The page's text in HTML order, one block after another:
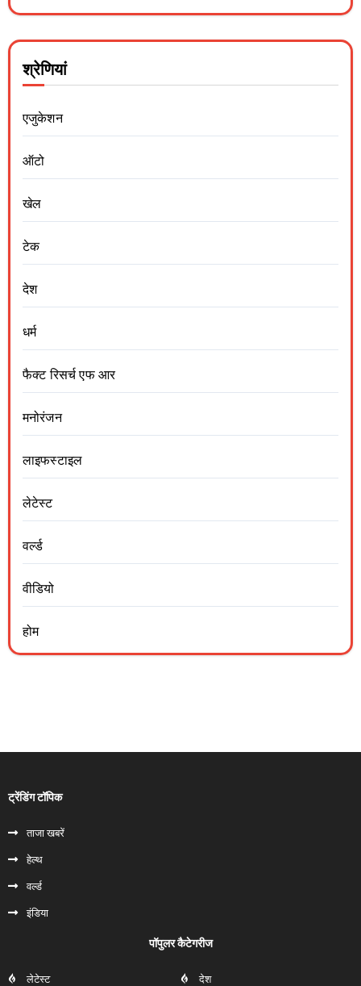
श्रेणियां
एजुकेशन
ऑटो
खेल
टेक
देश
धर्म
फैक्ट रिसर्च एफ आर
मनोरंजन
लाइफस्टाइल
लेटेस्ट
वर्ल्ड
वीडियो
होम
ट्रेंडिंग टॉपिक
ताजा खबरें
हेल्‍थ
वर्ल्ड
इंडिया
पॉपुलर कैटेगरीज
लेटेस्ट देश